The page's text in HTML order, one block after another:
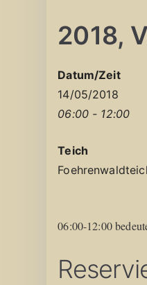
2018,
Datum/Zeit
14/05/2018
06:00 - 12:00
Teich
06:00-12:00